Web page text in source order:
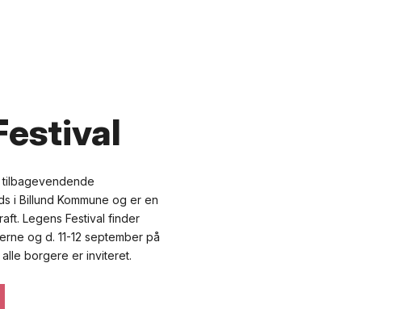
tilbagevendende
i Billund Kommune og er en
Legens Festival finder
og d. 11-12 september på
borgere er inviteret.